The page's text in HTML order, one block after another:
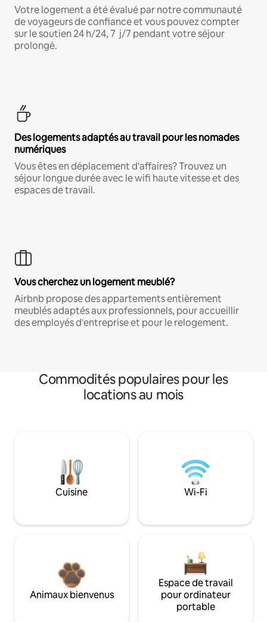
Votre logement a été évalué par notre communauté
de voyageurs de confiance et vous pouvez compter
sur le soutien 24 h/24, 7 j/7 pendant votre séjour
prolongé.
Des logements adaptés au travail pour les nomades
numériques
Vous êtes en déplacement d'affaires? Trouvez un
séjour longue durée avec le wifi haute vitesse et des
espaces de travail.
Vous cherchez un logement meublé?
Airbnb propose des appartements entièrement
meublés adaptés aux professionnels, pour accueillir
des employés d'entreprise et pour le relogement.
Commodités populaires pour les
locations au mois
Cuisine Wi-Fi
Animaux bienvenus
Espace de travail
pour ordinateur
portable